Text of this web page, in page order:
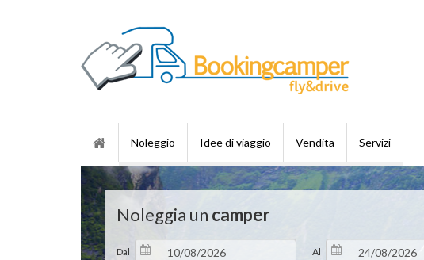
Noleggio Idee di viaggio Vendita Servizi
Noleggia un camper
Dal Al